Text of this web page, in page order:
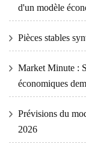
d'un modèle
Pièces stables
Market Minute :
économiques
Prévisions du
2026